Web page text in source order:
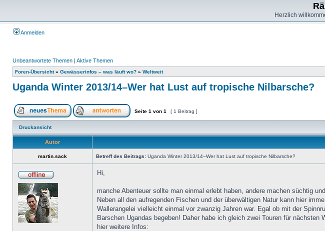
Herzlich
Anmelden
Unbeantwortete Themen | Aktive Themen
Foren-Übersicht» Gewässerinfos – was läuft wo? » Weltweit
Uganda Winter 2013/14–Wer hat Lust auf tropische Nilbarsche?
Seite 1 von 1 [ 1 Beitrag ]
Druckansicht
Autor
martin.sack Betreff des Beitrags: Uganda Winter 2013/14–Wer hat Lust auf tropische Nilbarsche?
Hi,
manche Abenteuer sollte man einmal erlebt haben, andere machen süchtig
Neben all den aufregenden Fischen und der überwältigen Natur kann hier
Wallerangelei vielleicht einmal vor zwanzig Jahren war. Egal ob mit der
Barschen Ugandas begeben! Daher habe ich gleich zwei Touren für
hier weitere Infos: